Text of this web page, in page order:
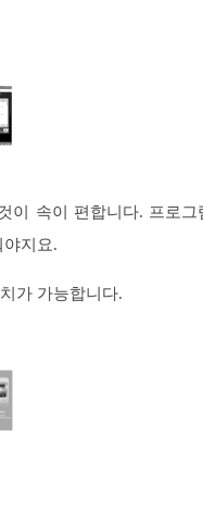
이 속이 편합니다. 프로그
지요.
가 가능합니다.